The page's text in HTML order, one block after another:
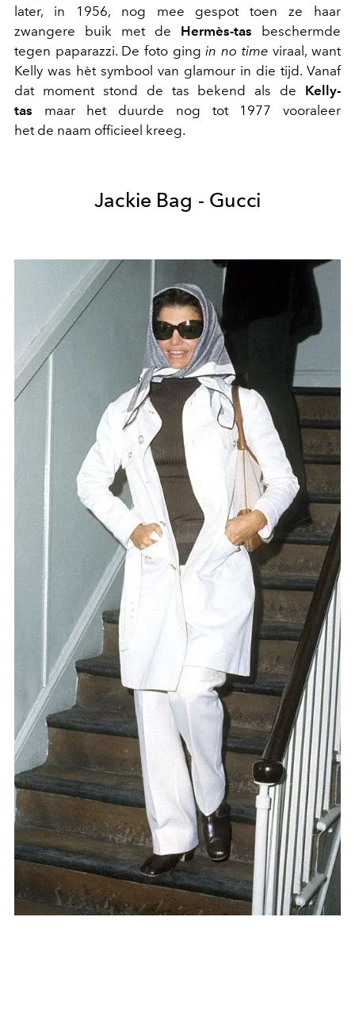
later, in 1956, nog mee gespot toen ze haar
zwangere buik met de Hermès-tas beschermde
tegen paparazzi. De foto ging in no time viraal, want
Kelly was hèt symbool van glamour in die tijd. Vanaf
dat moment stond de tas bekend als de Kelly-
tas maar het duurde nog tot 1977 vooraleer
het de naam officieel kreeg.
Jackie Bag - Gucci